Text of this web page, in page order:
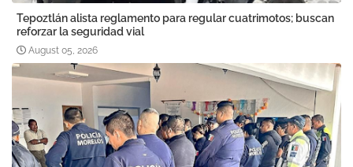
Tepoztlán alista reglamento para regular cuatrimotos; buscan
reforzar la seguridad vial
August 05, 2026